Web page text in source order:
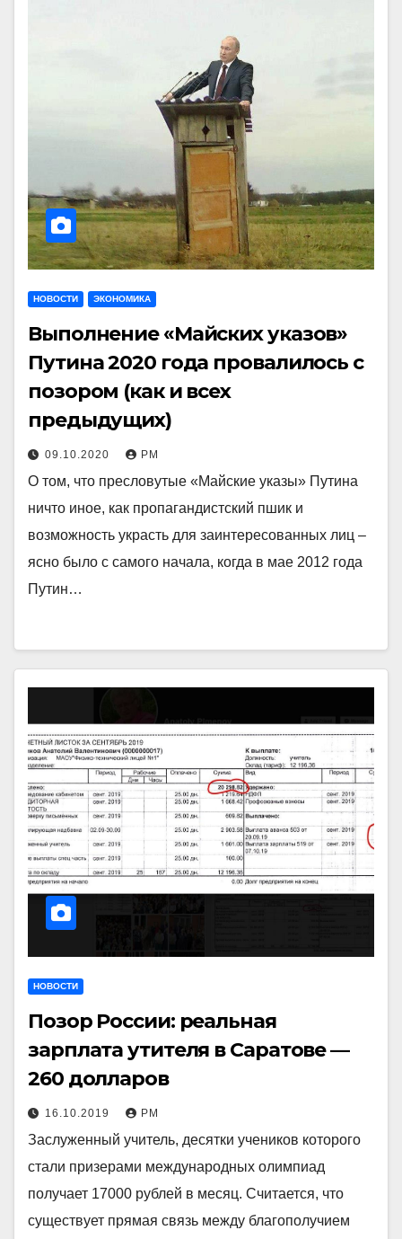
НОВОСТИ ЭКОНОМИКА
Выполнение «Майских указов»
Путина 2020 года провалилось с
позором (как и всех
предыдущих)
09.10.2020 РМ
О том, что пресловутые «Майские указы» Путина
ничто иное, как пропагандистский пшик и
возможность украсть для заинтересованных лиц –
ясно было с самого начала, когда в мае 2012 года
Путин…
НОВОСТИ
Позор России: реальная
зарплата утителя в Саратове —
260 долларов
16.10.2019 РМ
Заслуженный учитель, десятки учеников которого
стали призерами международных олимпиад
получает 17000 рублей в месяц. Считается, что
существует прямая связь между благополучием